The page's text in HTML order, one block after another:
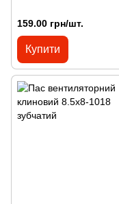
159.00 грн/шт.
Купити